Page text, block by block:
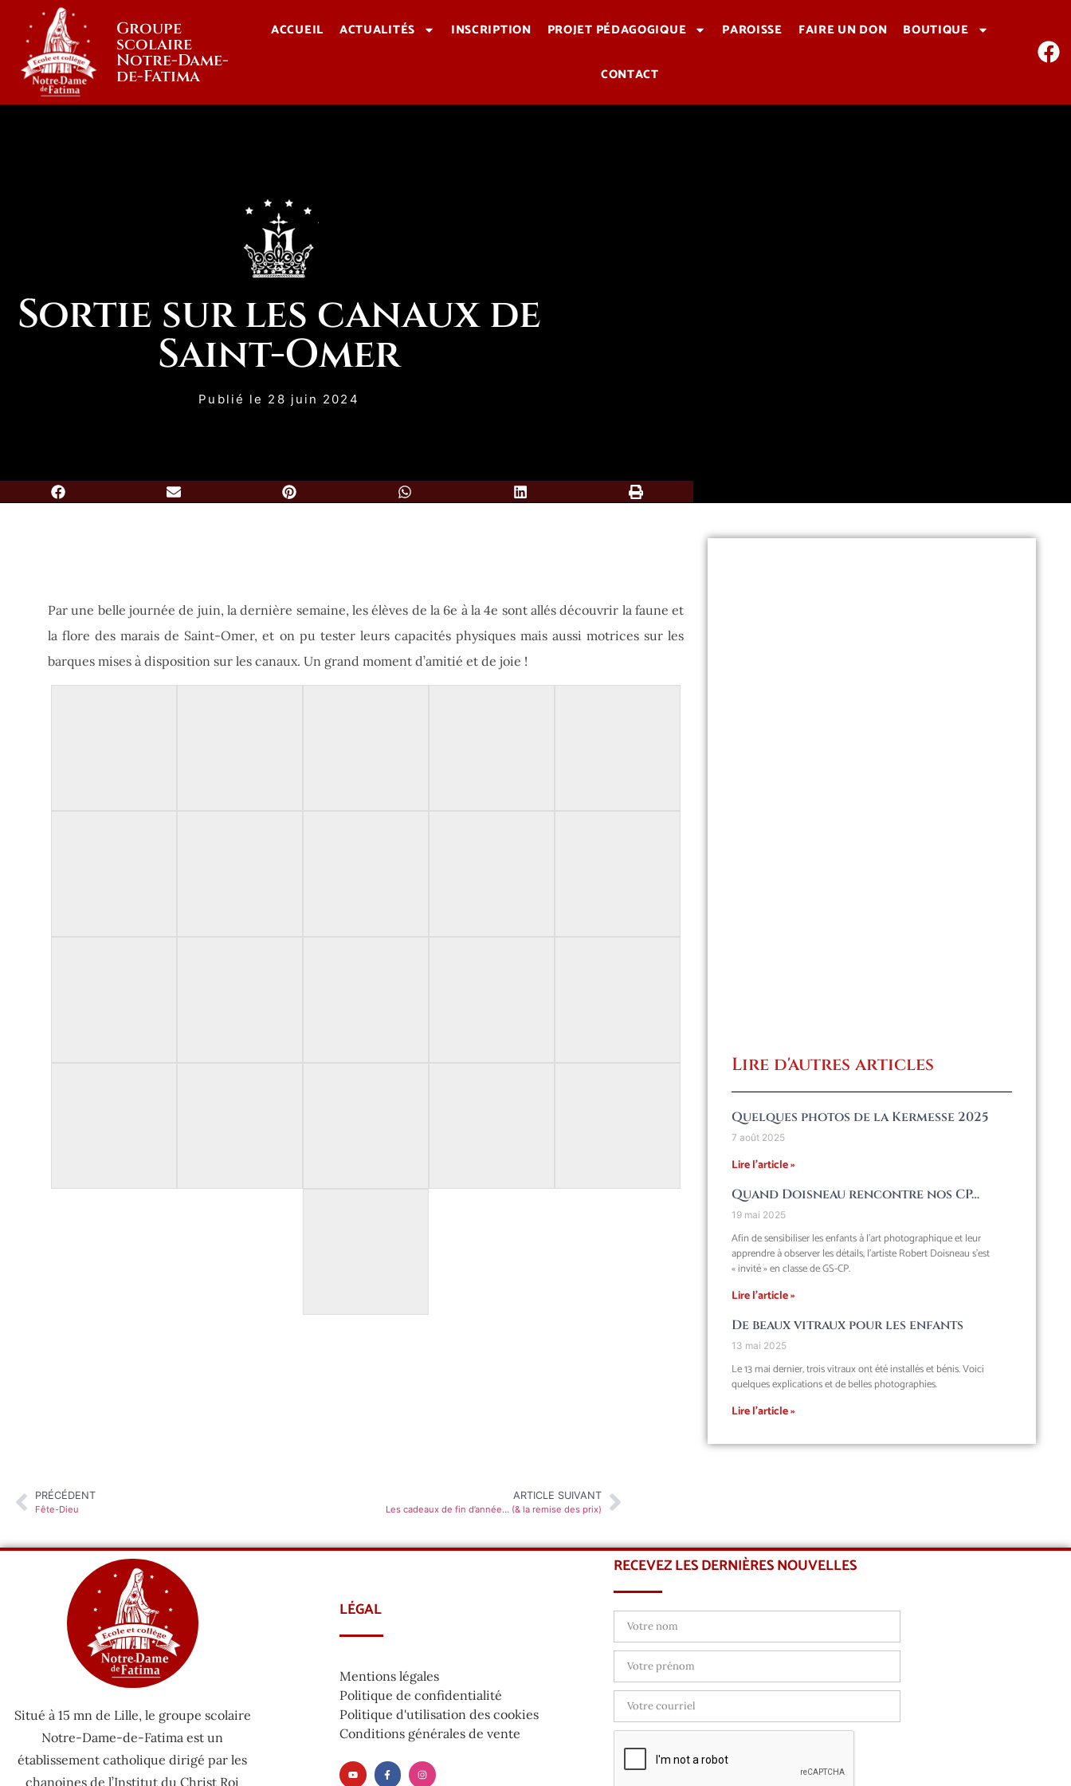
Groupe
scolaire
Notre-Dame-
de-Fatima
ACCUEIL ACTUALITÉS INSCRIPTION PROJET PÉDAGOGIQUE PAROISSE FAIRE UN DON BOUTIQUE
CONTACT
Sortie sur les canaux de
Saint-Omer
Publié le 28 juin 2024
Par une belle journée de juin, la dernière semaine, les élèves de la 6e à la 4e sont allés découvrir la faune et
la flore des marais de Saint-Omer, et on pu tester leurs capacités physiques mais aussi motrices sur les
barques mises à disposition sur les canaux. Un grand moment d’amitié et de joie !
Lire d'autres articles
Quelques photos de la Kermesse 2025
7 août 2025
Lire l'article »
Quand Doisneau rencontre nos CP…
19 mai 2025
Afin de sensibiliser les enfants à l’art photographique et leur
apprendre à observer les détails, l’artiste Robert Doisneau s’est
« invité » en classe de GS-CP.
Lire l'article »
De beaux vitraux pour les enfants
13 mai 2025
Le 13 mai dernier, trois vitraux ont été installés et bénis. Voici
quelques explications et de belles photographies.
Lire l'article »
PRÉCÉDENT
Fête-Dieu
ARTICLE SUIVANT
Les cadeaux de fin d’année… (& la remise des prix)
Situé à 15 mn de Lille, le groupe scolaire
Notre-Dame-de-Fatima est un
établissement catholique dirigé par les
chanoines de l’Institut du Christ Roi
LÉGAL
Mentions légales
Politique de confidentialité
Politique d'utilisation des cookies
Conditions générales de vente
RECEVEZ LES DERNIÈRES NOUVELLES